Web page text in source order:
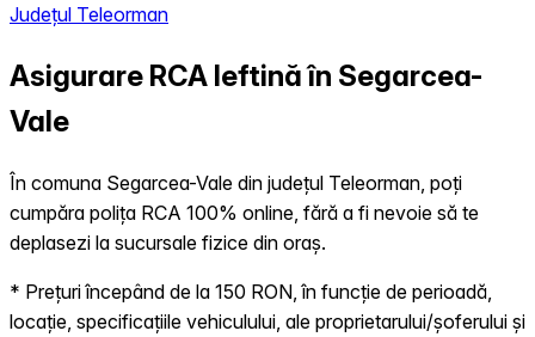
Județul Teleorman
Asigurare RCA Ieftină în Segarcea-
Vale
În comuna Segarcea-Vale din județul Teleorman, poți
cumpăra polița RCA 100% online, fără a fi nevoie să te
deplasezi la sucursale fizice din oraș.
* Prețuri începând de la 150 RON, în funcție de perioadă,
locație, specificațiile vehiculului, ale proprietarului/șoferului și